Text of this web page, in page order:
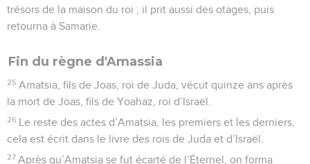
trésors de la maison du roi ; il prit aussi des otages, puis
retourna à Samarie.
Fin du règne d'Amassia
25 Amatsia, fils de Joas, roi de Juda, vécut quinze ans après
la mort de Joas, fils de Yoahaz, roi d’Israël.
26 Le reste des actes d’Amatsia, les premiers et les derniers,
cela est écrit dans le livre des rois de Juda et d’Israël.
27 Après qu’Amatsia se fut écarté de l’Éternel, on forma